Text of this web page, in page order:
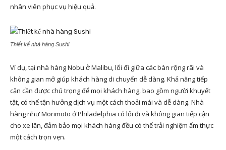
nhân viên phục vụ hiệu quả.
Thiết kế nhà hàng Sushi
Ví dụ, tại nhà hàng Nobu ở Malibu, lối đi giữa các bàn rộng rãi và
không gian mở giúp khách hàng di chuyển dễ dàng. Khả năng tiếp
cận cần được chú trọng để mọi khách hàng, bao gồm người khuyết
tật, có thể tận hưởng dịch vụ một cách thoải mái và dễ dàng. Nhà
hàng như Morimoto ở Philadelphia có lối đi và không gian tiếp cận
cho xe lăn, đảm bảo mọi khách hàng đều có thể trải nghiệm ẩm thực
một cách trọn vẹn.